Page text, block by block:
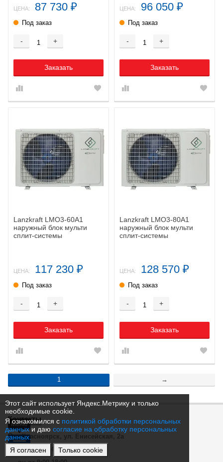
Этот сайт использует Яндекс.Метрику и только
необходимые cookie.
Я ознакомился с политикой обработки персональных
данныхи даю согласие на обработку персональных
данных.
Я согласен
Только cookie
ЦЕНА: 87 730 ₽
Под заказ
- +
Заказать
ЦЕНА: 96 050 ₽
Под заказ
- +
Заказать
Lanzkraft LMO3-60A1
наружный блок мульти
сплит-системы
ЦЕНА: 117 230 ₽
Под заказ
- +
Заказать
Lanzkraft LMO3-80A1
наружный блок мульти
сплит-системы
ЦЕНА: 128 570 ₽
Под заказ
- +
Заказать
1 →
Контакты
г. Красноярск, ул. Енисейская, 2а
+7 (391) 204-60-61
Меню